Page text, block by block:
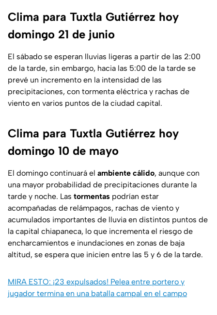
Clima para Tuxtla Gutiérrez hoy
domingo 21 de junio
El sábado se esperan lluvias ligeras a partir de las 2:00
de la tarde, sin embargo, hacia las 5:00 de la tarde se
prevé un incremento en la intensidad de las
precipitaciones, con tormenta eléctrica y rachas de
viento en varios puntos de la ciudad capital.
Clima para Tuxtla Gutiérrez hoy
domingo 10 de mayo
El domingo continuará el ambiente cálido, aunque con
una mayor probabilidad de precipitaciones durante la
tarde y noche. Las tormentas podrían estar
acompañadas de relámpagos, rachas de viento y
acumulados importantes de lluvia en distintos puntos de
la capital chiapaneca, lo que incrementa el riesgo de
encharcamientos e inundaciones en zonas de baja
altitud, se espera que inicien entre las 5 y 6 de la tarde.
MIRA ESTO: ¡23 expulsados! Pelea entre portero y
jugador termina en una batalla campal en el campo